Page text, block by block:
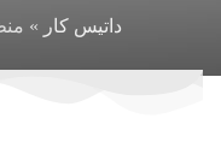
داتیس کار »